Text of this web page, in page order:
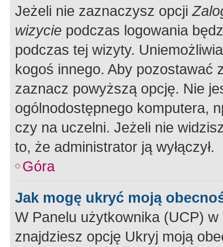
Jeżeli nie zaznaczysz opcji
wizycie podczas logowania
podczas tej wizyty.
kogoś innego. Aby pozostawać
zaznacz powyższą opcję. Nie
ogólnodostępnego komputera,
czy na uczelni. Jeżeli nie
to, że administrator ją wyłączył.
Góra
Jak mogę ukryć moją
W Panelu użytkownika (UCP) w
znajdziesz opcję Ukryj moją